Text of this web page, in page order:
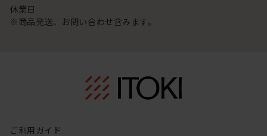
休業日
※商品発送、お問い合わせ含みます。
ご利用ガイド